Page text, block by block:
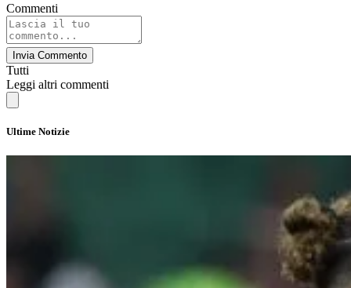
Commenti
Invia Commento
Tutti
Leggi altri commenti
Ultime Notizie